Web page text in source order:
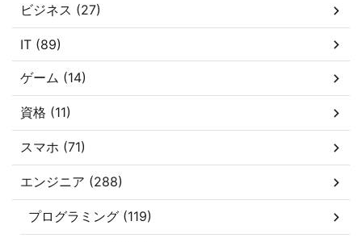
ビジネス (27)
IT (89)
ゲーム (14)
資格 (11)
スマホ (71)
エンジニア (288)
プログラミング (119)